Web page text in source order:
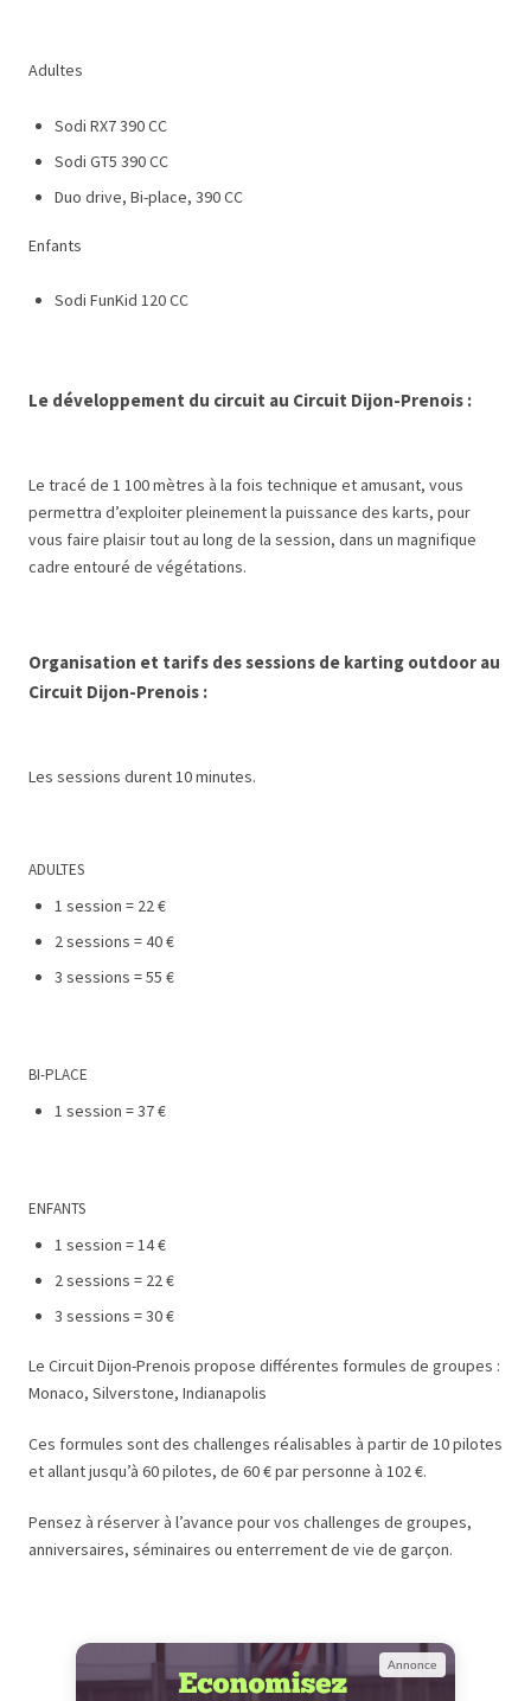
Adultes
Sodi RX7 390 CC
Sodi GT5 390 CC
Duo drive, Bi-place, 390 CC
Enfants
Sodi FunKid 120 CC
Le développement du circuit au Circuit Dijon-Prenois :
Le tracé de 1 100 mètres à la fois technique et amusant, vous
permettra d’exploiter pleinement la puissance des karts, pour
vous faire plaisir tout au long de la session, dans un magnifique
cadre entouré de végétations.
Organisation et tarifs des sessions de karting outdoor au
Circuit Dijon-Prenois :
Les sessions durent 10 minutes.
ADULTES
1 session = 22 €
2 sessions = 40 €
3 sessions = 55 €
BI-PLACE
1 session = 37 €
ENFANTS
1 session = 14 €
2 sessions = 22 €
3 sessions = 30 €
Le Circuit Dijon-Prenois propose différentes formules de groupes :
Monaco, Silverstone, Indianapolis
Ces formules sont des challenges réalisables à partir de 10 pilotes
et allant jusqu’à 60 pilotes, de 60 € par personne à 102 €.
Pensez à réserver à l’avance pour vos challenges de groupes,
anniversaires, séminaires ou enterrement de vie de garçon.
Annonce